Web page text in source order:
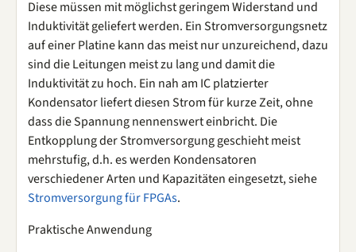
Diese müssen mit möglichst geringem Widerstand und
Induktivität geliefert werden. Ein Stromversorgungsnetz
auf einer Platine kann das meist nur unzureichend, dazu
sind die Leitungen meist zu lang und damit die
Induktivität zu hoch. Ein nah am IC platzierter
Kondensator liefert diesen Strom für kurze Zeit, ohne
dass die Spannung nennenswert einbricht. Die
Entkopplung der Stromversorgung geschieht meist
mehrstufig, d.h. es werden Kondensatoren
verschiedener Arten und Kapazitäten eingesetzt, siehe
Stromversorgung für FPGAs.
Praktische Anwendung